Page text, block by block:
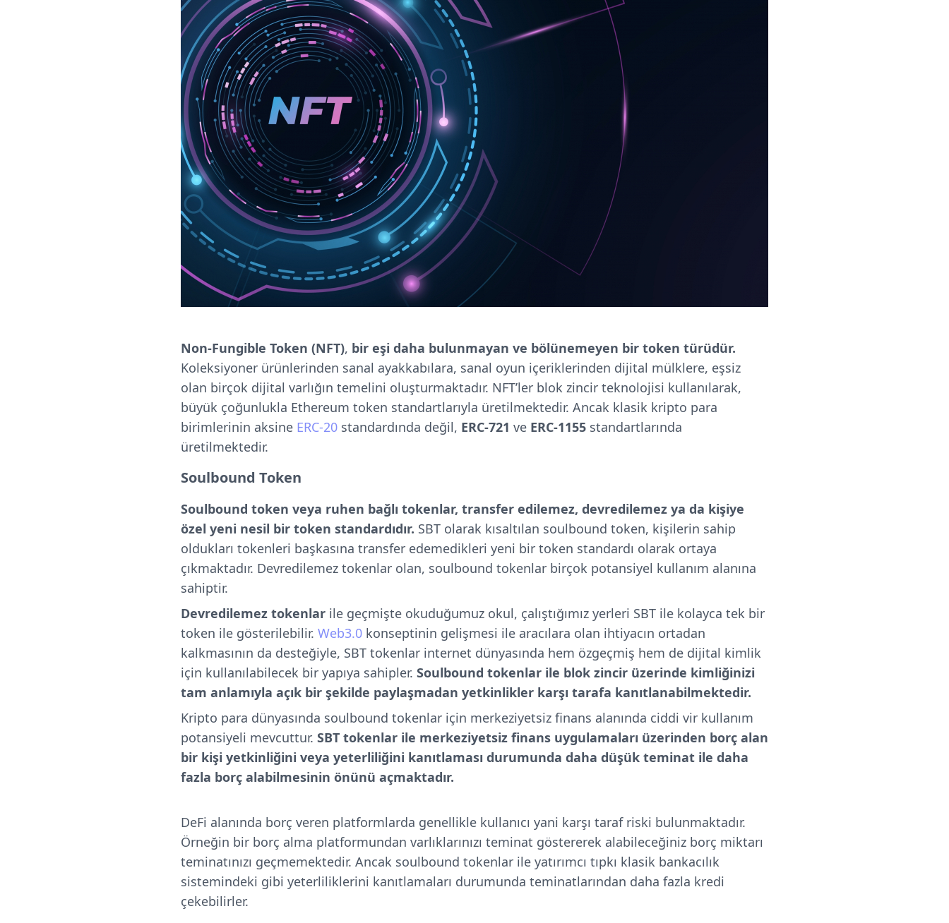
Non-Fungible Token (NFT), bir eşi daha bulunmayan ve bölünemeyen bir token türüdür.
Koleksiyoner ürünlerinden sanal ayakkabılara, sanal oyun içeriklerinden dijital mülklere, eşsiz
olan birçok dijital varlığın temelini oluşturmaktadır. NFT’ler blok zincir teknolojisi kullanılarak,
büyük çoğunlukla Ethereum token standartlarıyla üretilmektedir. Ancak klasik kripto para
birimlerinin aksine ERC-20 standardında değil, ERC-721 ve ERC-1155 standartlarında
üretilmektedir.
Soulbound Token
Soulbound token veya ruhen bağlı tokenlar, transfer edilemez, devredilemez ya da kişiye
özel yeni nesil bir token standardıdır. SBT olarak kısaltılan soulbound token, kişilerin sahip
oldukları tokenleri başkasına transfer edemedikleri yeni bir token standardı olarak ortaya
çıkmaktadır. Devredilemez tokenlar olan, soulbound tokenlar birçok potansiyel kullanım alanına
sahiptir.
Devredilemez tokenlar ile geçmişte okuduğumuz okul, çalıştığımız yerleri SBT ile kolayca tek bir
token ile gösterilebilir. Web3.0 konseptinin gelişmesi ile aracılara olan ihtiyacın ortadan
kalkmasının da desteğiyle, SBT tokenlar internet dünyasında hem özgeçmiş hem de dijital kimlik
için kullanılabilecek bir yapıya sahipler. Soulbound tokenlar ile blok zincir üzerinde kimliğinizi
tam anlamıyla açık bir şekilde paylaşmadan yetkinlikler karşı tarafa kanıtlanabilmektedir.
Kripto para dünyasında soulbound tokenlar için merkeziyetsiz finans alanında ciddi vir kullanım
potansiyeli mevcuttur. SBT tokenlar ile merkeziyetsiz finans uygulamaları üzerinden borç alan
bir kişi yetkinliğini veya yeterliliğini kanıtlaması durumunda daha düşük teminat ile daha
fazla borç alabilmesinin önünü açmaktadır.
DeFi alanında borç veren platformlarda genellikle kullanıcı yani karşı taraf riski bulunmaktadır.
Örneğin bir borç alma platformundan varlıklarınızı teminat göstererek alabileceğiniz borç miktarı
teminatınızı geçmemektedir. Ancak soulbound tokenlar ile yatırımcı tıpkı klasik bankacılık
sistemindeki gibi yeterliliklerini kanıtlamaları durumunda teminatlarından daha fazla kredi
çekebilirler.